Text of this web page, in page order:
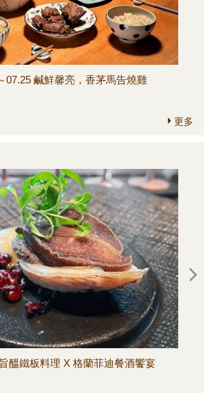
07.25 鹹鮮馨亮，香茅馬告燒雞
更多
醞鐵板料理 X 格蘭菲迪餐酒饗宴